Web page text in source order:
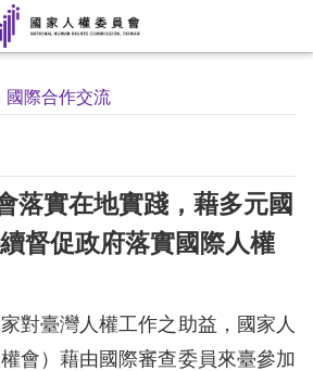
國際合作交流
落實在地實踐，藉多元國
督促政府落實國際人權
對臺灣人權工作之助益，國家人
會）藉由國際審查委員來臺參加